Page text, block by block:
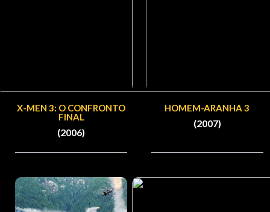
X-MEN 3: O CONFRONTO
FINAL
(2006)
HOMEM-ARANHA 3
(2007)